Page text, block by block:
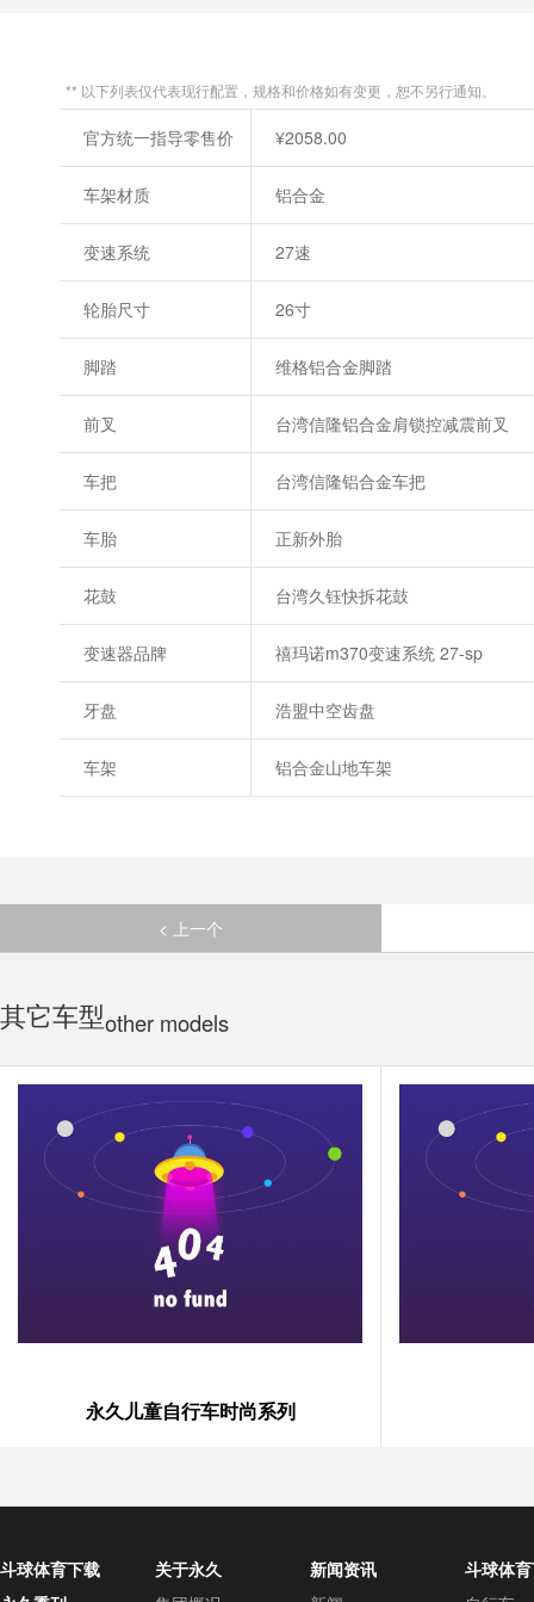
** 以下列表仅代表现行配置，规格和价格如有变更，恕不另行通知。
官方统一指导零售价 ¥2058.00
车架材质 铝合金
变速系统 27速
轮胎尺寸 26寸
脚踏 维格铝合金脚踏
前叉 台湾信隆铝合金肩锁控减震前叉
车把 台湾信隆铝合金车把
车胎 正新外胎
花鼓 台湾久钰快拆花鼓
变速器品牌 禧玛诺m370变速系统 27-sp
牙盘 浩盟中空齿盘
车架 铝合金山地车架
< 上一个
其它车型other models
永久儿童自行车时尚系列
斗球体育下载
关于永久
新闻资讯
斗球体
中心